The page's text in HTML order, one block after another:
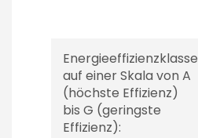
Energieeffizienzklasse
auf einer Skala von A
(höchste Effizienz)
bis G (geringste
Effizienz):